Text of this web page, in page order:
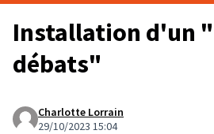
Installation d'un
débats"
Charlotte Lorrain
29/10/2023 15:04